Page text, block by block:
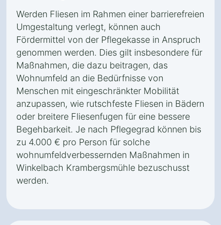
Werden Fliesen im Rahmen einer barrierefreien
Umgestaltung verlegt, können auch
Fördermittel von der Pflegekasse in Anspruch
genommen werden. Dies gilt insbesondere für
Maßnahmen, die dazu beitragen, das
Wohnumfeld an die Bedürfnisse von
Menschen mit eingeschränkter Mobilität
anzupassen, wie rutschfeste Fliesen in Bädern
oder breitere Fliesenfugen für eine bessere
Begehbarkeit. Je nach Pflegegrad können bis
zu 4.000 € pro Person für solche
wohnumfeldverbessernden Maßnahmen in
Winkelbach Krambergsmühle bezuschusst
werden.